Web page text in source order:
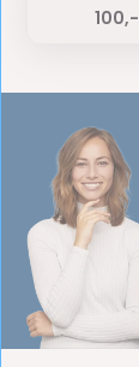
100,-